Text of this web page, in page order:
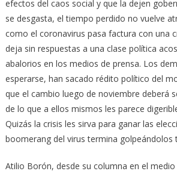
efectos del caos social y que la dejen
se desgasta, el tiempo perdido no vuelve
como el coronavirus pasa factura con una
deja sin respuestas a una clase política
abalorios en los medios de prensa. Los
esperarse, han sacado rédito político del
que el cambio luego de noviembre deberá
de lo que a ellos mismos les parece
Quizás la crisis les sirva para ganar las
boomerang del virus termina golpeándolos
Atilio Borón, desde su columna en el medio